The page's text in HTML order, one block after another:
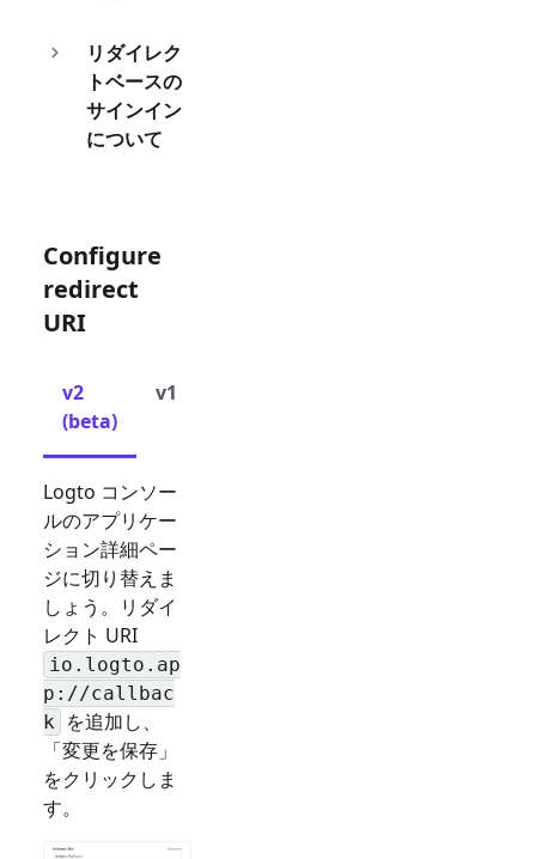
リダイレク
トベースの
サインイン
について
Configure
redirect
URI
v2
(beta)
v1
Logto コンソー
ルのアプリケー
ション詳細ペー
ジに切り替えま
しょう。リダイ
レクト URI
io.logto.ap
p://callbac
k を追加し、
「変更を保存」
をクリックしま
す。